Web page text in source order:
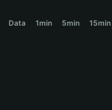
Data 1min 5min 15min